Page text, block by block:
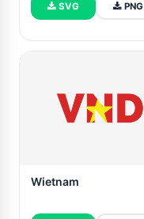
SVG PNG
Wietnam